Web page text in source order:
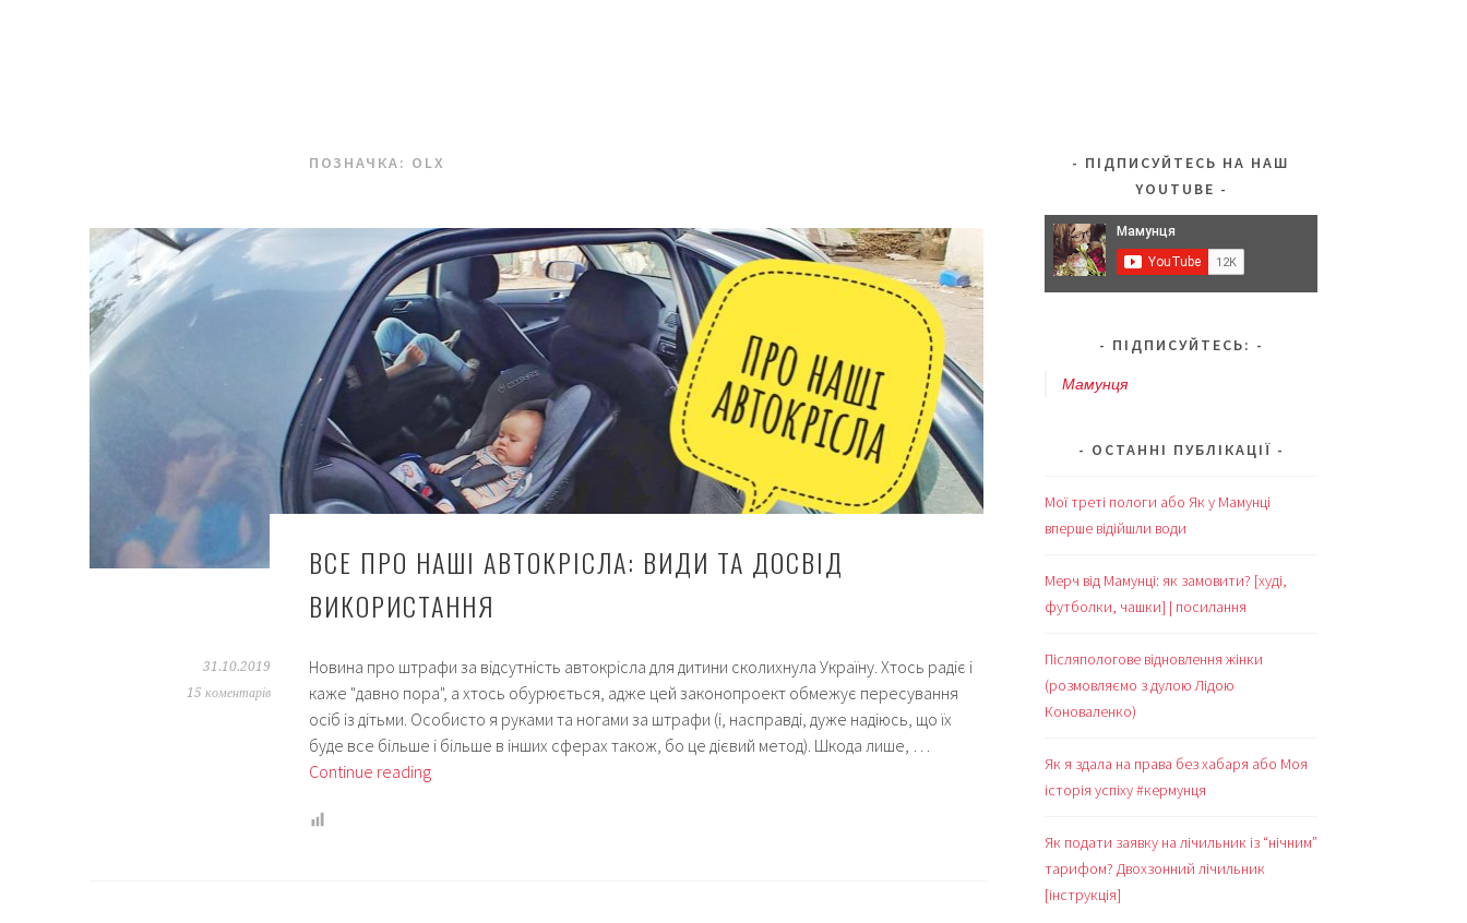
ПОЗНАЧКА: OLX
ВСЕ ПРО НАШІ АВТОКРІСЛА: ВИДИ ТА ДОСВІД
ВИКОРИСТАННЯ
31.10.2019
15 коментарів
Новина про штрафи за відсутність автокрісла для дитини сколихнула Україну. Хтось радіє і
каже "давно пора", а хтось обурюється, адже цей законопроект обмежує пересування
осіб із дітьми. Особисто я руками та ногами за штрафи (і, насправді, дуже надіюсь, що їх
буде все більше і більше в інших сферах також, бо це дієвий метод). Шкода лише, …
Continue readingВсе
ПІДПИСУЙТЕСЬ НА НАШ
YOUTUBE
ПІДПИСУЙТЕСЬ:
Мамунця
ОСТАННІ ПУБЛІКАЦІЇ
Мої треті пологи або Як у Мамунці
вперше відійшли води
Мерч від Мамунці: як замовити? [худі,
футболки, чашки] | посилання
Післяпологове відновлення жінки
(розмовляємо з дулою Лідою
Коноваленко)
Як я здала на права без хабаря або Моя
історія успіху #кермунця
Як подати заявку на лічильник із “нічним”
тарифом? Двохзонний лічильник
[інструкція]